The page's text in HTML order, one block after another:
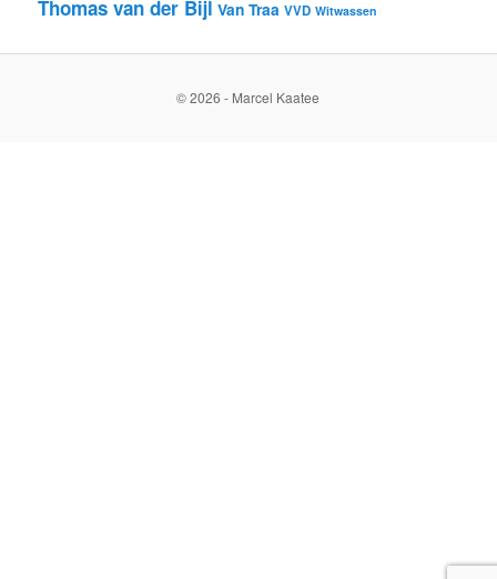
Thomas van der Bijl Van Traa VVD Witwassen
© 2026 - Marcel Kaatee